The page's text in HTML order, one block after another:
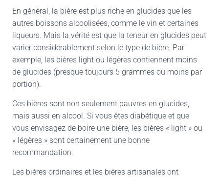
En général, la bière est plus riche en glucides que les
autres boissons alcoolisées, comme le vin et certaines
liqueurs. Mais la vérité est que la teneur en glucides peut
varier considérablement selon le type de bière. Par
exemple, les bières light ou légères contiennent moins
de glucides (presque toujours 5 grammes ou moins par
portion).
Ces bières sont non seulement pauvres en glucides,
mais aussi en alcool. Si vous êtes diabétique et que
vous envisagez de boire une bière, les bières « light » ou
« légères » sont certainement une bonne
recommandation.
Les bières ordinaires et les bières artisanales ont